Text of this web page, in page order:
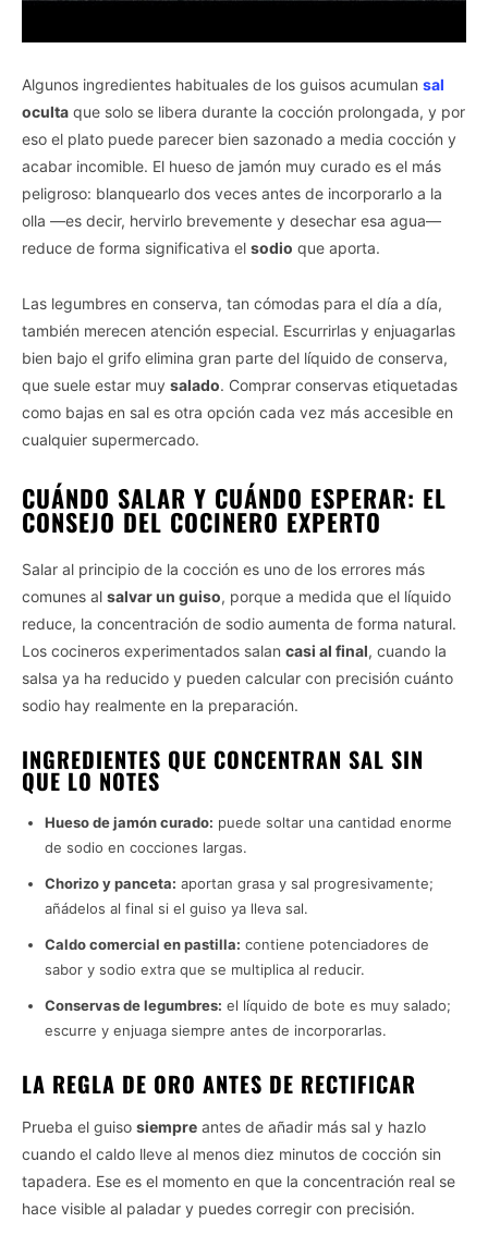
Algunos ingredientes habituales de los guisos acumulan sal
oculta que solo se libera durante la cocción prolongada, y por
eso el plato puede parecer bien sazonado a media cocción y
acabar incomible. El hueso de jamón muy curado es el más
peligroso: blanquearlo dos veces antes de incorporarlo a la
olla —es decir, hervirlo brevemente y desechar esa agua—
reduce de forma significativa el sodio que aporta.
Las legumbres en conserva, tan cómodas para el día a día,
también merecen atención especial. Escurrirlas y enjuagarlas
bien bajo el grifo elimina gran parte del líquido de conserva,
que suele estar muy salado. Comprar conservas etiquetadas
como bajas en sal es otra opción cada vez más accesible en
cualquier supermercado.
CUÁNDO SALAR Y CUÁNDO ESPERAR: EL
CONSEJO DEL COCINERO EXPERTO
Salar al principio de la cocción es uno de los errores más
comunes al salvar un guiso, porque a medida que el líquido
reduce, la concentración de sodio aumenta de forma natural.
Los cocineros experimentados salan casi al final, cuando la
salsa ya ha reducido y pueden calcular con precisión cuánto
sodio hay realmente en la preparación.
INGREDIENTES QUE CONCENTRAN SAL SIN
QUE LO NOTES
Hueso de jamón curado: puede soltar una cantidad enorme
de sodio en cocciones largas.
Chorizo y panceta: aportan grasa y sal progresivamente;
añádelos al final si el guiso ya lleva sal.
Caldo comercial en pastilla: contiene potenciadores de
sabor y sodio extra que se multiplica al reducir.
Conservas de legumbres: el líquido de bote es muy salado;
escurre y enjuaga siempre antes de incorporarlas.
LA REGLA DE ORO ANTES DE RECTIFICAR
Prueba el guiso siempre antes de añadir más sal y hazlo
cuando el caldo lleve al menos diez minutos de cocción sin
tapadera. Ese es el momento en que la concentración real se
hace visible al paladar y puedes corregir con precisión.